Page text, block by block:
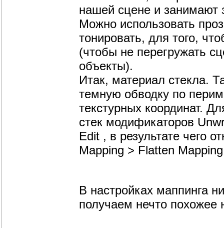
нашей сцене и занимают
Можно использовать
тонировать, для того,
(чтобы не перегружать
объекты).
Итак, материал стекла.
темную обводку по
текстурных координат.
стек модификаторов
Edit , в результате чего
Mapping > Flatten
В настройках маппинга
получаем нечто похожее